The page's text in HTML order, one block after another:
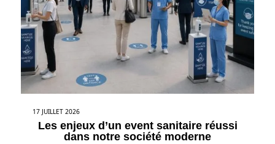
17 JUILLET 2026
Les enjeux d’un event sanitaire réussi
dans notre société moderne